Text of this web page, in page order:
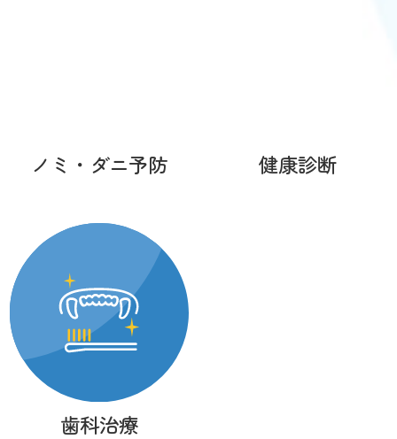
ノミ・ダニ予防 健康診断
歯科治療